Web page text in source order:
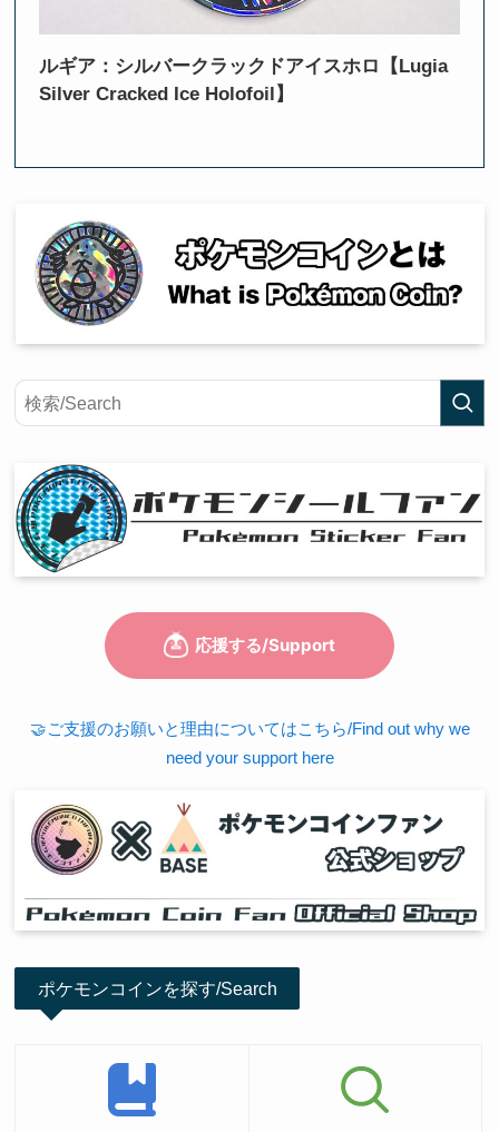
ルギア：シルバークラックドアイスホロ【Lugia
Silver Cracked Ice Holofoil】
🤝ご支援のお願いと理由についてはこちら/Find out why we
need your support here
ポケモンコインを探す/Search